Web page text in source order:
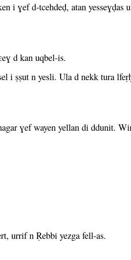
i ɣef d-tcehdeḍ, atan yesseɣḍas
d kan uqbel-is.
i ṣṣut n yesli. Ula d nekk tura
ɣef wayen yellan di ddunit.
urrif n Ṛebbi yezga fell-as.